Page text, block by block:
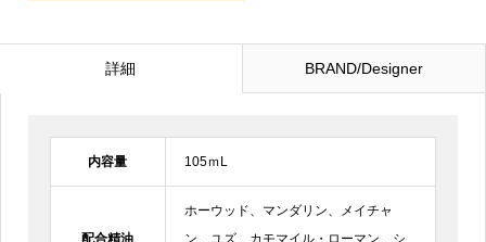
詳細 BRAND/Designer
内容量 105ｍL
ホーウッド、マンダリン、メイチャ